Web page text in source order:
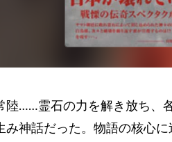
陸……霊石の力を解き放ち、
み神話だった。物語の核心に